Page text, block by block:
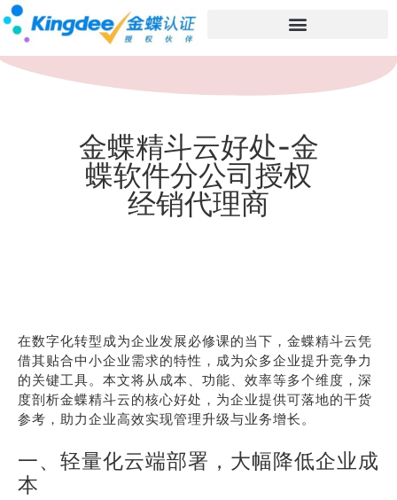
金蝶精斗云好处-金
蝶软件分公司授权
经销代理商
在数字化转型成为企业发展必修课的当下，金蝶精斗云凭
借其贴合中小企业需求的特性，成为众多企业提升竞争力
的关键工具。本文将从成本、功能、效率等多个维度，深
度剖析金蝶精斗云的核心好处，为企业提供可落地的干货
参考，助力企业高效实现管理升级与业务增长。
一、轻量化云端部署，大幅降低企业成
本